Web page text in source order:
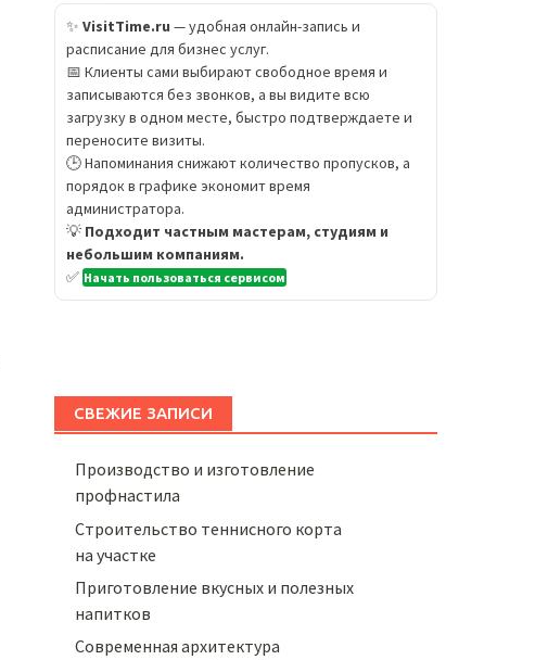
✨ VisitTime.ru — удобная онлайн-запись и
расписание для бизнес услуг.
📅 Клиенты сами выбирают свободное время и
записываются без звонков, а вы видите всю
загрузку в одном месте, быстро подтверждаете и
переносите визиты.
🕒 Напоминания снижают количество пропусков, а
порядок в графике экономит время
администратора.
💡 Подходит частным мастерам, студиям и
небольшим компаниям.
✅ Начать пользоваться сервисом
СВЕЖИЕ ЗАПИСИ
Производство и изготовление
профнастила
Строительство теннисного корта
на участке
Приготовление вкусных и полезных
напитков
Cовременная архитектура